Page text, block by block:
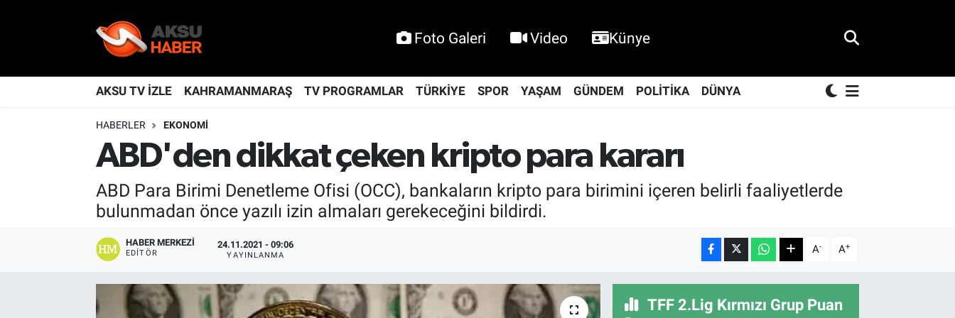
Foto Galeri Video Künye
AKSU TV İZLE KAHRAMANMARAŞ TV PROGRAMLAR TÜRKİYE SPOR YAŞAM GÜNDEM POLİTİKA DÜNYA
HABERLER EKONOMİ
ABD'den dikkat çeken kripto para kararı
ABD Para Birimi Denetleme Ofisi (OCC), bankaların kripto para birimini içeren belirli faaliyetlerde
bulunmadan önce yazılı izin almaları gerekeceğini bildirdi.
HABER MERKEZI
EDITÖR
24.11.2021 - 09:06
YAYINLANMA A- A+
TFF 2.Lig Kırmızı Grup Puan
KAHRAMANMARAŞ
Nöbetçi Eczaneler
Hava Durumu
Kahramanmaraş Namaz Vakitleri
Trafik Durumu
TFF 2.Lig Kırmızı Grup Puan Durumu ve Fikstür
Tüm Manşetler
Haber Arşivi